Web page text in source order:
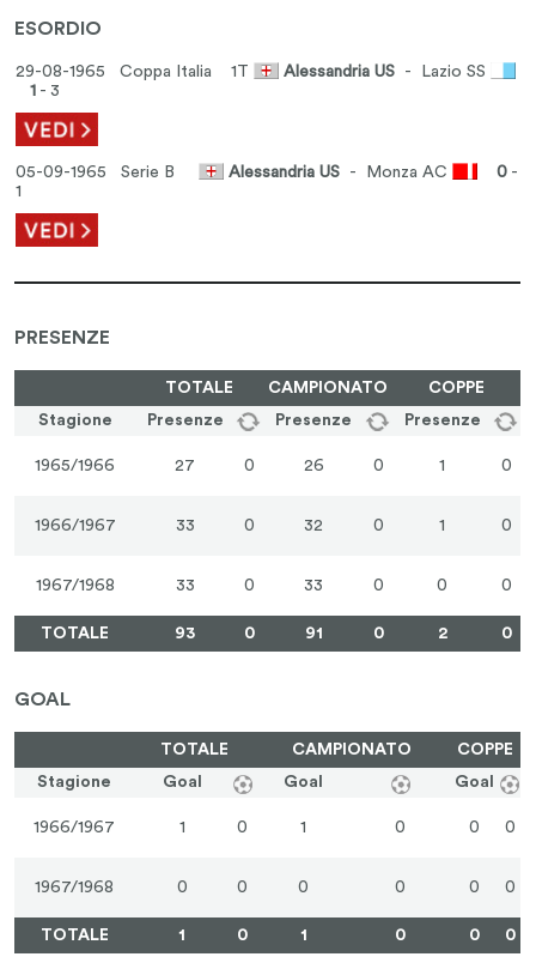
ESORDIO
29-08-1965 Coppa Italia 1T Alessandria US - Lazio SS
1 - 3
05-09-1965 Serie B Alessandria US - Monza AC 0 -
1
PRESENZE
TOTALE CAMPIONATO
COPPE
Stagione
Presenze Presenze Presenze
1965/1966 27 0 26 0 1 0
1966/1967 33 0 32 0 1 0
1967/1968 33 0 33 0 0 0
TOTALE 93 0 91 0 2 0
GOAL
TOTALE CAMPIONATO
COPPE
Stagione
Goal Goal Goal
1966/1967 1 0 1 0 0 0
1967/1968 0 0 0 0 0 0
TOTALE 1 0 1 0 0 0